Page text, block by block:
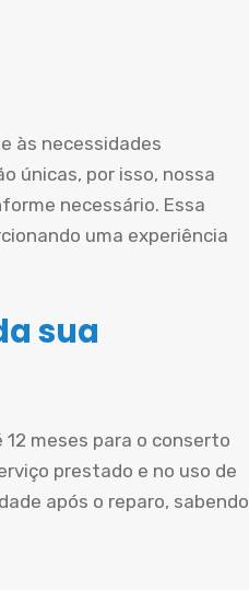
às necessidades
únicas, por isso, nossa
necessário. Essa
uma experiência
sua
meses para o conserto
prestado e no uso de
após o reparo, sabendo